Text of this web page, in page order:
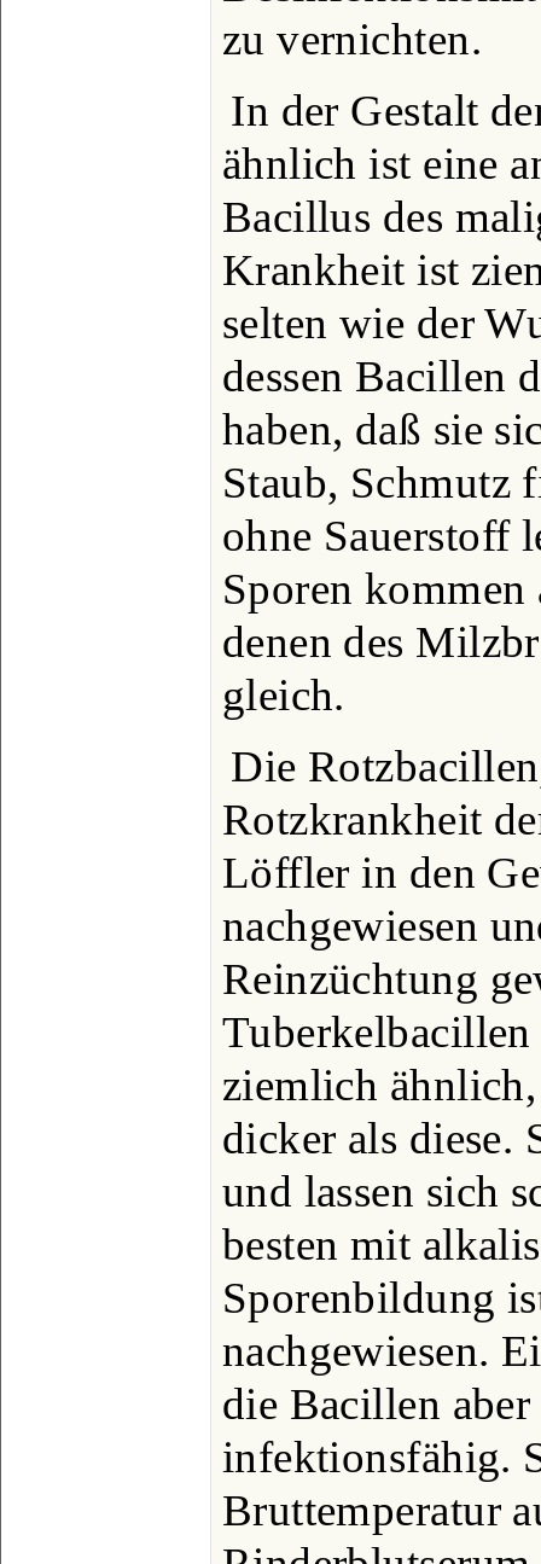
zu vernichten.
In der Gestalt
ähnlich ist eine
Bacillus des
Krankheit ist
selten wie der
dessen Bacillen
haben, daß sie
Staub, Schmutz
ohne Sauerstoff
Sporen
denen des
gleich.
Die
Rotzkrankheit
Löffler in den
nachgewiesen
Reinzüchtung
Tuberkelbacillen
ziemlich
dicker als diese.
und lassen sich
besten mit
Sporenbildung
nachgewiesen.
die Bacillen
infektionsfähig.
Bruttemperatur